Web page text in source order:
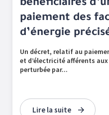
bénéficiaires
paiement des
d’énergie
Un décret, relatif au
et d’électricité afférents
perturbée par...
Lire la suite